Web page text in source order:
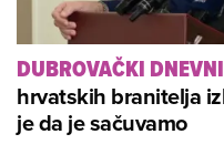
DUBROVAČKI
hrvatskih branitelja
je da je sačuvamo